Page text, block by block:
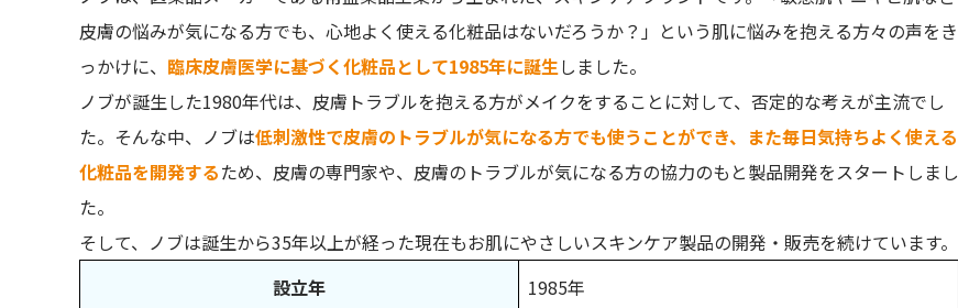
NOV（ノブ）L&Wクレンジングオイルジェル
NOV（ノブ）L&W ウォッシングフォーム
NOV（ノブ）L&Wエンリッチローション
NOV（ノブ）L&Wエンリッチミルク
NOV（ノブ）「L&W シリーズ」の口コミを検証
ウォッシングフォーム｜泡の密度が低い
エンリッチローション｜ベタつきが気になる
皮膚の悩みが気になる方でも、心地よく使える化粧品はないだろうか？」という肌に悩みを抱える方々の声をき
っかけに、 臨床皮膚医学に基づく化粧品として1985年に誕生しました。
ノブが誕生した1980年代は、皮膚トラブルを抱える方がメイクをすることに対して、否定的な考えが主流でし
た。そんな中、ノブは低刺激性で皮膚のトラブルが気になる方でも使うことができ、また毎日気持ちよく使える
化粧品を開発するため、皮膚の専門家や、皮膚のトラブルが気になる方の協力のもと製品開発をスタートしまし
た。
そして、ノブは誕生から35年以上が経った現在もお肌にやさしいスキンケア製品の開発・販売を続けています。
設立年
1985年